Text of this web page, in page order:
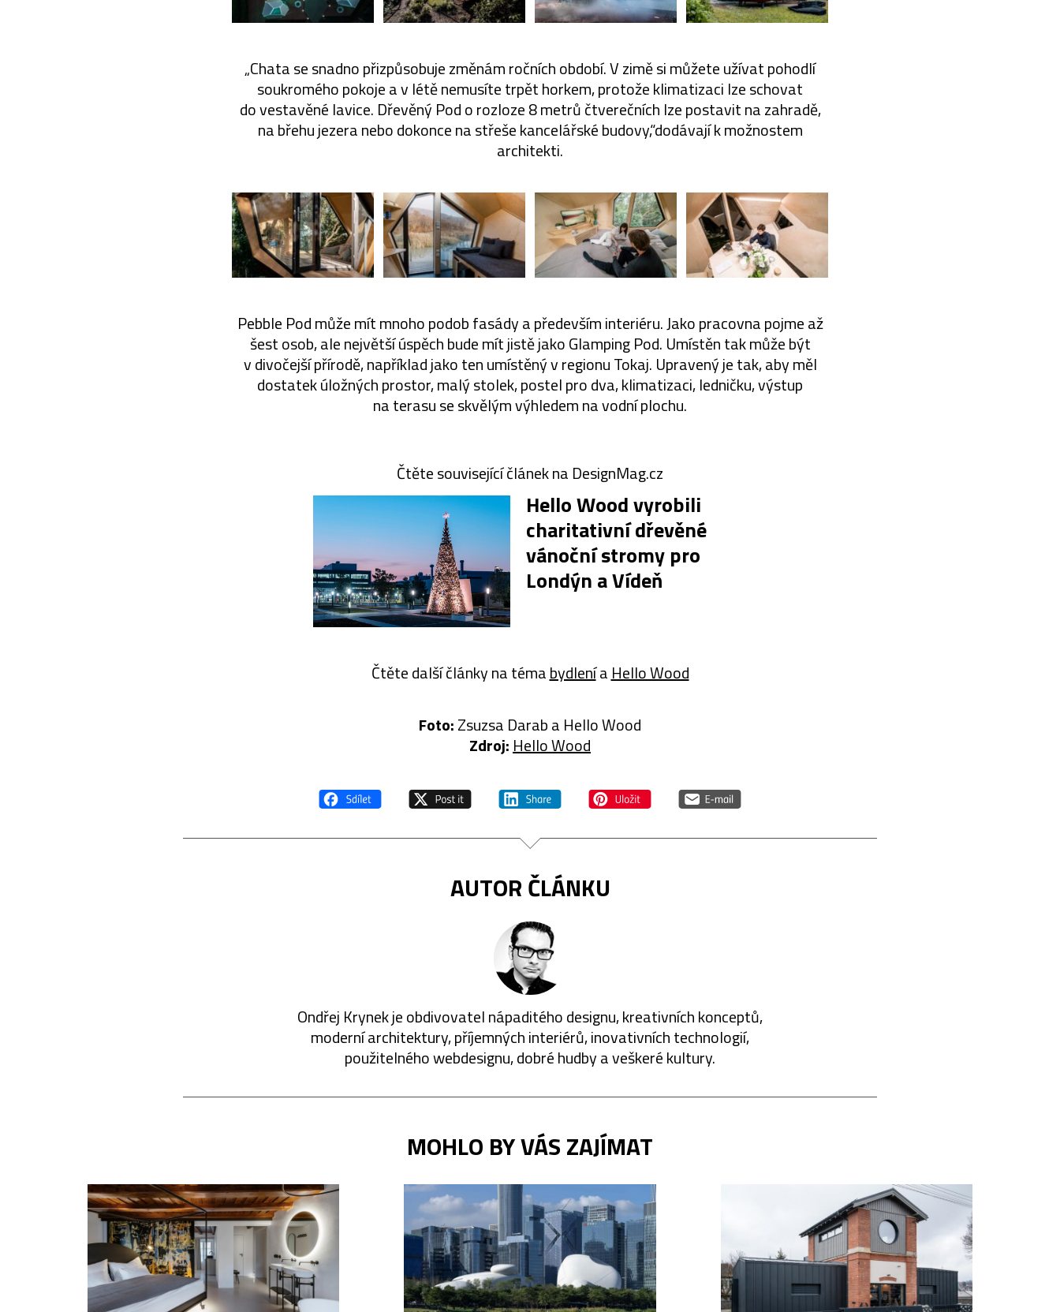
„Chata se snadno přizpůsobuje změnám ročních období. V zimě si můžete užívat pohodlí
soukromého pokoje a v létě nemusíte trpět horkem, protože klimatizaci lze schovat
do vestavěné lavice. Dřevěný Pod o rozloze 8 metrů čtverečních lze postavit na zahradě,
na břehu jezera nebo dokonce na střeše kancelářské budovy,“dodávají k možnostem
architekti.
Pebble Pod může mít mnoho podob fasády a především interiéru. Jako pracovna pojme až
šest osob, ale největší úspěch bude mít jistě jako Glamping Pod. Umístěn tak může být
v divočejší přírodě, například jako ten umístěný v regionu Tokaj. Upravený je tak, aby měl
dostatek úložných prostor, malý stolek, postel pro dva, klimatizaci, ledničku, výstup
na terasu se skvělým výhledem na vodní plochu.
Čtěte související článek na DesignMag.cz
Hello Wood vyrobili
charitativní dřevěné
vánoční stromy pro
Londýn a Vídeň
Čtěte další články na témabydlenía Hello Wood
Foto:Zsuzsa Darab a Hello Wood
Zdroj: Hello Wood
AUTOR ČLÁNKU
Ondřej Krynek je obdivovatel nápaditého designu, kreativních konceptů,
moderní architektury, příjemných interiérů, inovativních technologií,
použitelného webdesignu, dobré hudby a veškeré kultury.
MOHLO BY VÁS ZAJÍMAT